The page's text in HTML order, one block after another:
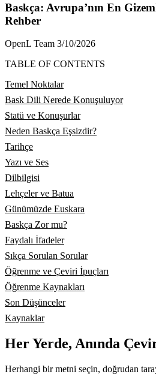
Baskça: Avrupa’nın En
Rehber
OpenL Team 3/10/2026
TABLE OF CONTENTS
Temel Noktalar
Bask Dili Nerede Konuşuluyor
Statü ve Konuşurlar
Neden Baskça Eşsizdir?
Tarihçe
Yazı ve Ses
Dilbilgisi
Lehçeler ve Batua
Günümüzde Euskara
Baskça Zor mu?
Faydalı İfadeler
Sıkça Sorulan Sorular
Öğrenme ve Çeviri İpuçları
Öğrenme Kaynakları
Son Düşünceler
Kaynaklar
Her Yerde, Anında
Herhangi bir metni seçin, doğrudan